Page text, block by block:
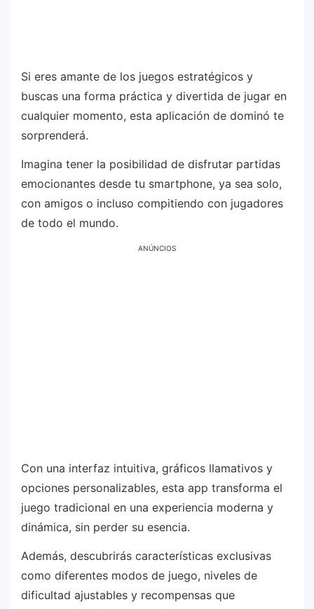
Si eres amante de los juegos estratégicos y
buscas una forma práctica y divertida de jugar en
cualquier momento, esta aplicación de dominó te
sorprenderá.
Imagina tener la posibilidad de disfrutar partidas
emocionantes desde tu smartphone, ya sea solo,
con amigos o incluso compitiendo con jugadores
de todo el mundo.
ANÚNCIOS
Con una interfaz intuitiva, gráficos llamativos y
opciones personalizables, esta app transforma el
juego tradicional en una experiencia moderna y
dinámica, sin perder su esencia.
Además, descubrirás características exclusivas
como diferentes modos de juego, niveles de
dificultad ajustables y recompensas que